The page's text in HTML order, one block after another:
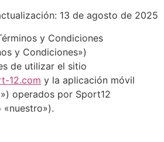
13 de agosto de 2025
y Condiciones
y Condiciones»)
de utilizar el sitio
12.com y la aplicación móvil
operados por Sport12
«nuestro»).